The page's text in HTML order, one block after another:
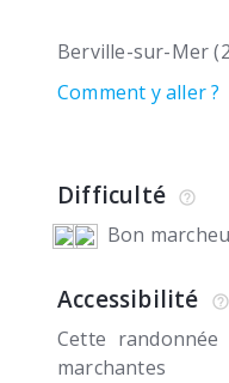
Berville-sur-Mer
Comment y aller ?
Difficulté
Bon
Accessibilité
Cette
marchantes